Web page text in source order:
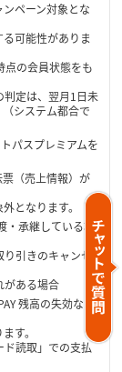
ペーン対象とな
可能性がありま
点の会員状態をも
判定は、翌月1日未
システム都合で
パスプレミアムを
（売上情報）が
となります。
・承継している場
引きのキャンセ
がある場合
残高の失効など
す。
ド読取」での支払